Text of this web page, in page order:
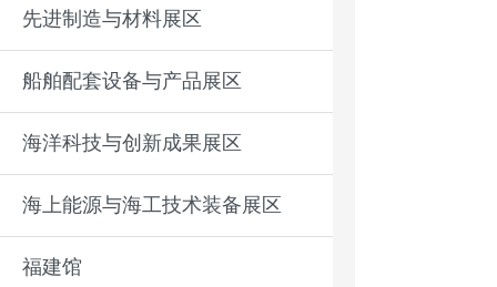
先进制造与材料展区
船舶配套设备与产品展区
海洋科技与创新成果展区
海上能源与海工技术装备展区
福建馆